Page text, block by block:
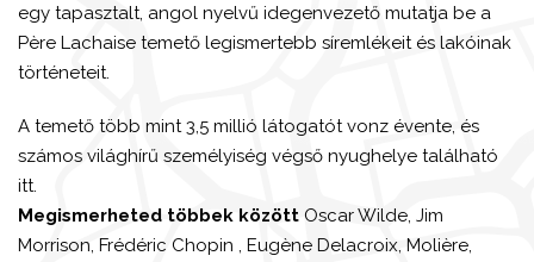
egy tapasztalt, angol nyelvű idegenvezető mutatja be a
Père Lachaise temető legismertebb síremlékeit és lakóinak
történeteit.
A temető több mint 3,5 millió látogatót vonz évente, és
számos világhírű személyiség végső nyughelye található
itt.
Megismerheted többek között Oscar Wilde, Jim
Morrison, Frédéric Chopin , Eugène Delacroix, Molière,